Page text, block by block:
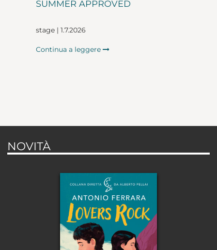
SUMMER APPROVED
stage | 1.7.2026
Continua a leggere
NOVITÀ